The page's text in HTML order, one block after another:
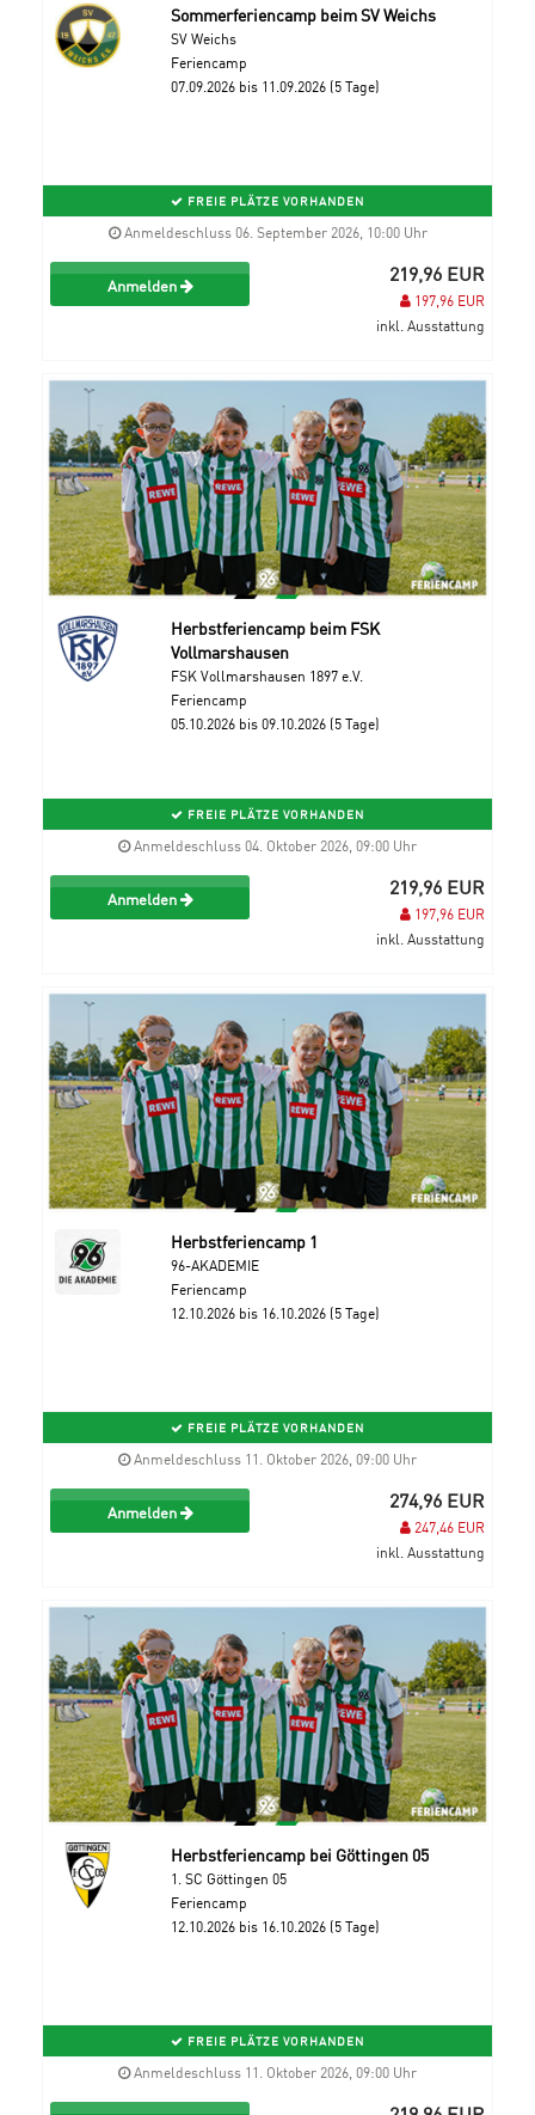
Sommerferiencamp beim SV Weichs
SV Weichs
Feriencamp
07.09.2026 bis 11.09.2026 (5 Tage)
FREIE PLÄTZE VORHANDEN
Anmeldeschluss 06. September 2026, 10:00 Uhr
Anmelden 219,96 EUR
197,96 EUR
inkl. Ausstattung
Herbstferiencamp beim FSK
Vollmarshausen
FSK Vollmarshausen 1897 e.V.
Feriencamp
05.10.2026 bis 09.10.2026 (5 Tage)
FREIE PLÄTZE VORHANDEN
Anmeldeschluss 04. Oktober 2026, 09:00 Uhr
Anmelden 219,96 EUR
197,96 EUR
inkl. Ausstattung
Herbstferiencamp 1
96-AKADEMIE
Feriencamp
12.10.2026 bis 16.10.2026 (5 Tage)
FREIE PLÄTZE VORHANDEN
Anmeldeschluss 11. Oktober 2026, 09:00 Uhr
Anmelden 274,96 EUR
247,46 EUR
inkl. Ausstattung
Herbstferiencamp bei Göttingen 05
1. SC Göttingen 05
Feriencamp
12.10.2026 bis 16.10.2026 (5 Tage)
FREIE PLÄTZE VORHANDEN
Anmeldeschluss 11. Oktober 2026, 09:00 Uhr